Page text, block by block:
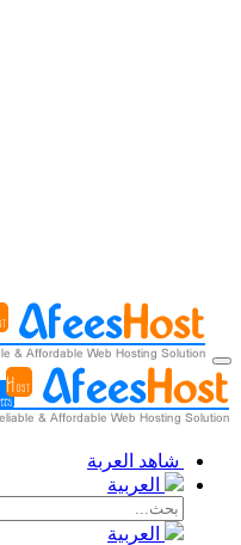
شاهد العربة
العربية
العربية